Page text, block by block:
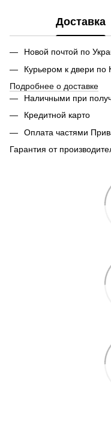
Доставка
Новой почтой по
Курьером к двери по
Подробнее о доставке
Наличными при
Кредитной карто
Оплата частями
Гарантия от